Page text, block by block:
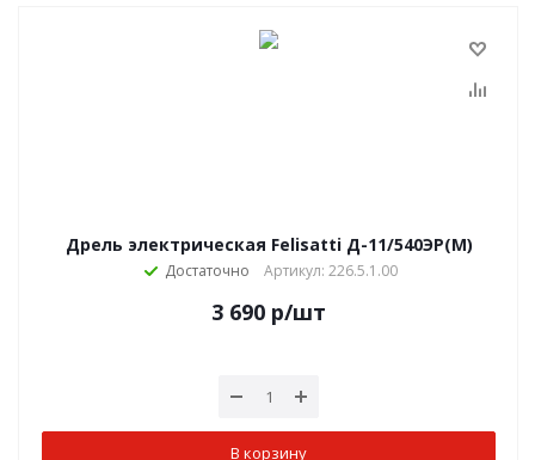
Дрель электрическая Felisatti Д-11/540ЭР(М)
Достаточно Артикул: 226.5.1.00
3 690 р/шт
В корзину